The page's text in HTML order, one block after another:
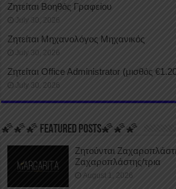
Ζητείται Βοηθός Γραφείου
July 30, 2026
Ζητείται Μηχανολόγος Μηχανικός
July 30, 2026
Ζητείται Office Administrator (μισθός
July 30, 2026
🌠🌠🌠 FEATURED POSTS🌠🌠🌠
Ζητούνται
Ζαχαροπλάστης/τρια
August 1, 2026